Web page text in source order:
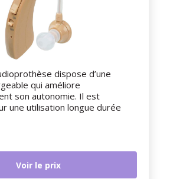
dispose d’une
qui améliore
son autonomie. Il est
une utilisation longue durée
Voir le prix